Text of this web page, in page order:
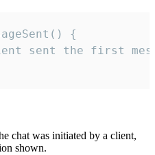
{
sent the first
chat was initiated by a client,
shown.